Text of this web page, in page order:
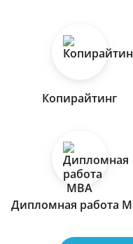
Копирайтинг
Дипломная работа